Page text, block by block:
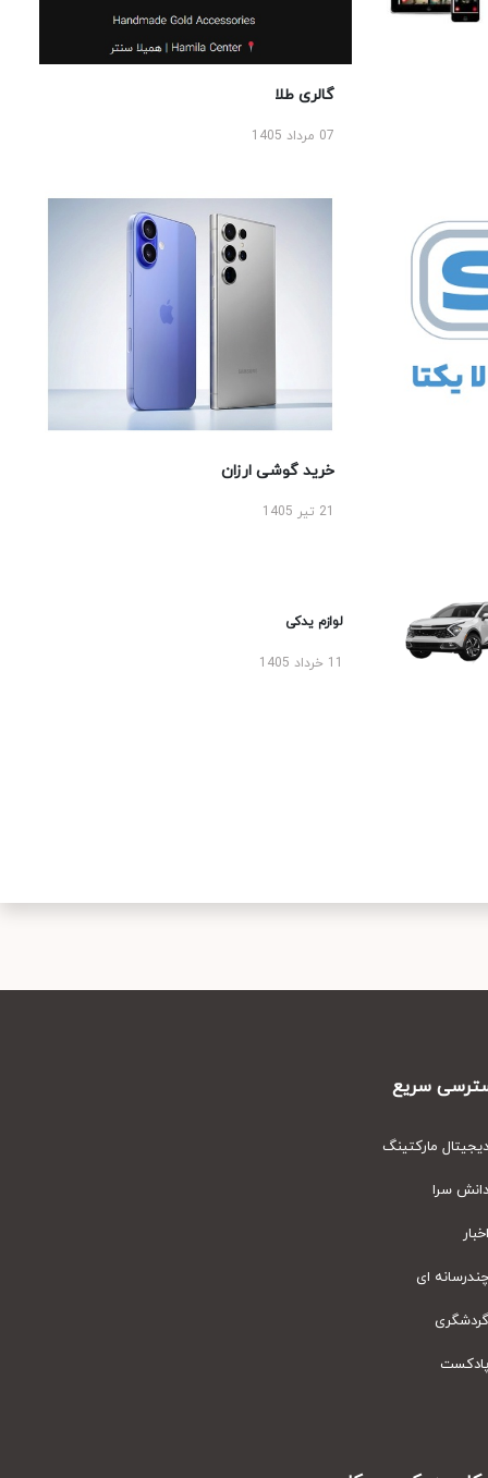
گالری طلا
07 مرداد 1405
خرید گوشی ارزان
لوازم یدکی
سریع
مارکتینگ
سرا
ای